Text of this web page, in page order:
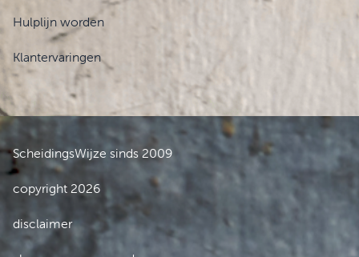
Hulplijn worden
Klantervaringen
ScheidingsWijze sinds 2009
copyright 2026
disclaimer